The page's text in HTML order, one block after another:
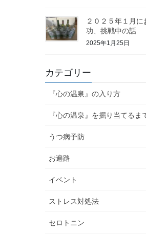
２０２５年１月
功、挑戦中の話
2025年1月25日
カテゴリー
『心の温泉』の入り方
『心の温泉』を掘り当てるま
うつ病予防
お遍路
イベント
ストレス対処法
セロトニン